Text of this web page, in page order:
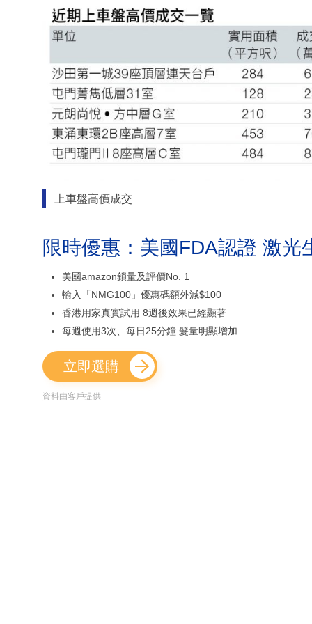
上車盤高價成交
限時優惠：美國FDA認證 激光
美國amazon鎖量及評價No. 1
輸入「NMG100」優惠碼額外減$100
香港用家真實試用 8週後效果已經顯著
每週使用3次、每日25分鐘 髮量明顯增加
立即選購
資料由客戶提供